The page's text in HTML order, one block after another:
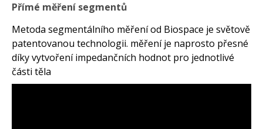
Přímé měření segmentů
Metoda segmentálního měření od Biospace je světově
patentovanou technologii. měření je naprosto přesné
díky vytvoření impedančních hodnot pro jednotlivé
části těla